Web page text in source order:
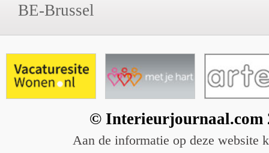
BE-Brussel
© Interieurjournaal.com
Aan de informatie op deze website